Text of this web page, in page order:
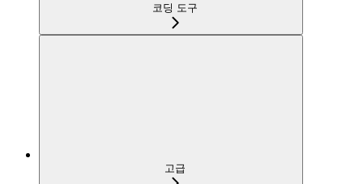
코딩 도구
고급